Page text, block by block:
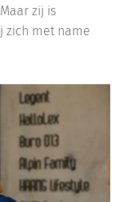
zij is
zich met name